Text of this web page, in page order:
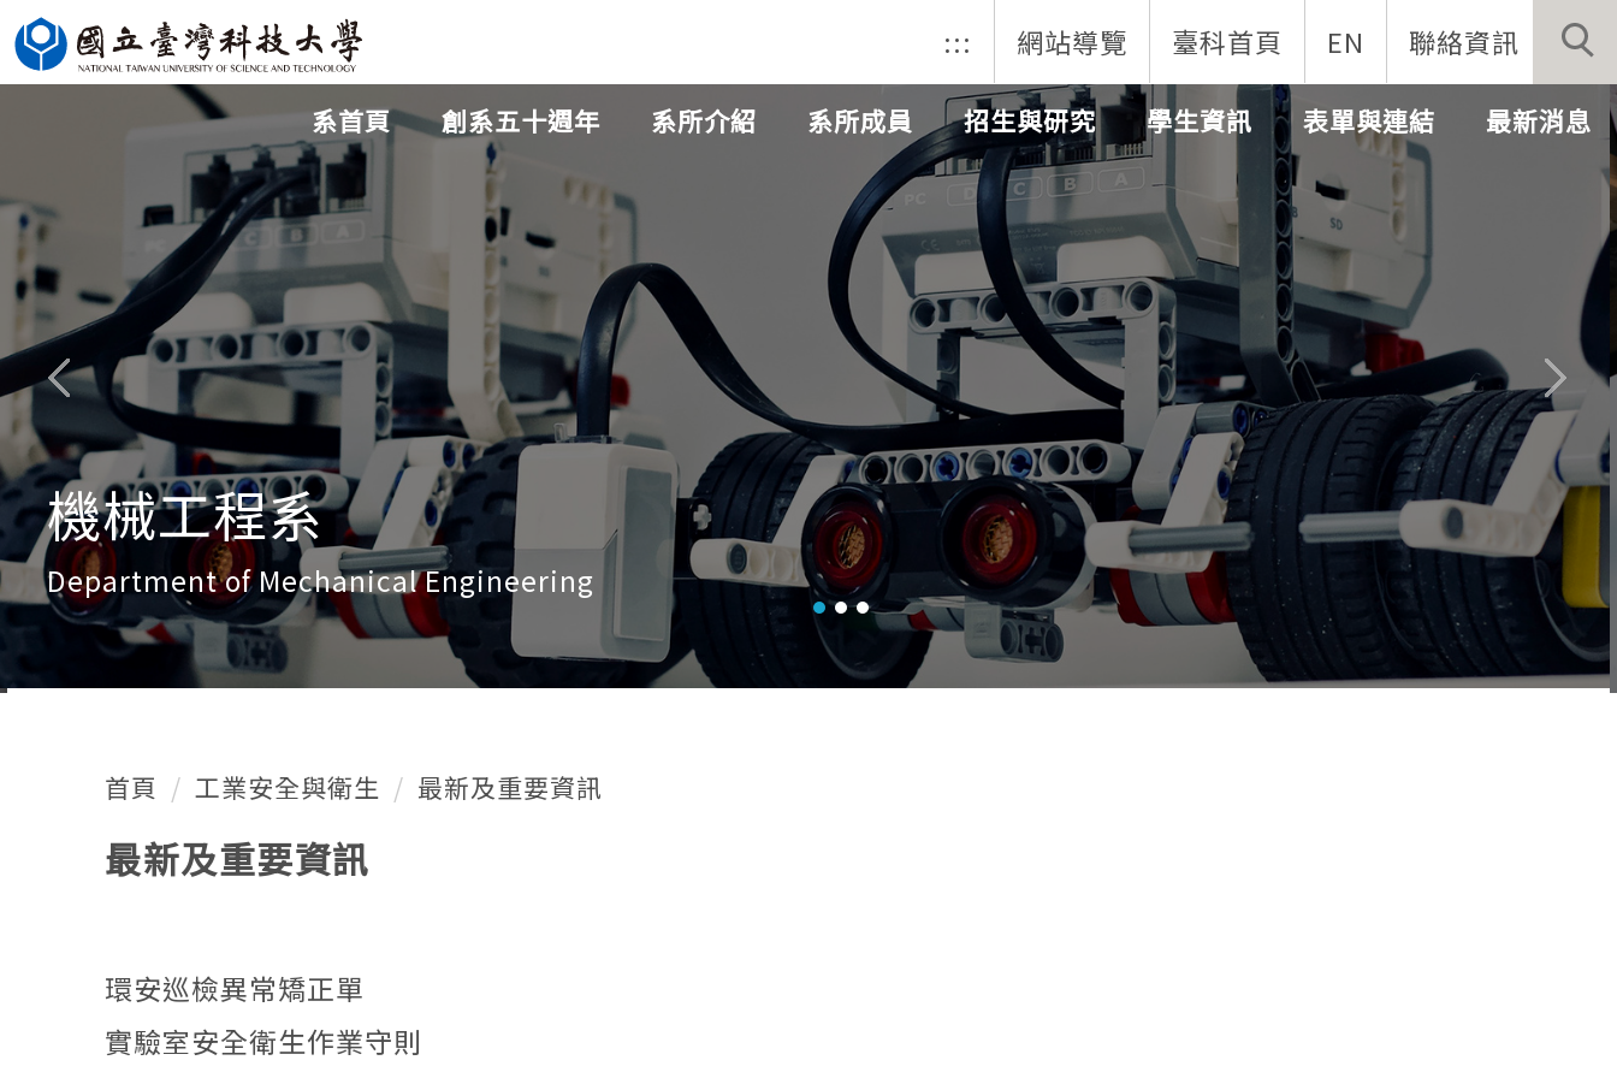
跳
到
容
區
::: 網站導覽 臺科首頁 EN 聯絡資訊
系首頁 創系五十週年 系所介紹 系所成員 招生與研究 學生資訊 表單與連結 最新消息
機械工程系
Department of Mechanical Engineering
首頁 工業安全與衛生 最新及重要資訊
最新及重要資訊
環安巡檢異常矯正單
實驗室安全衛生作業守則